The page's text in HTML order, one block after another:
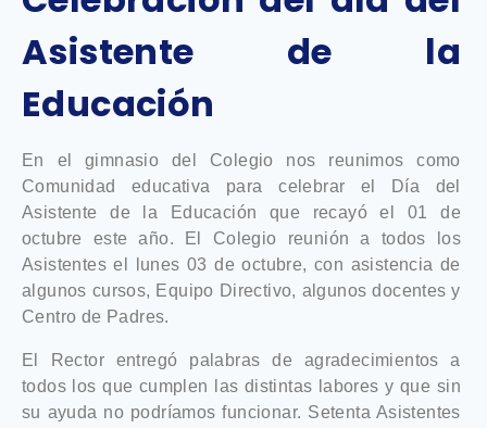
Asistente de la
Educación
En el gimnasio del Colegio nos reunimos como
Comunidad educativa para celebrar el Día del
Asistente de la Educación que recayó el 01 de
octubre este año. El Colegio reunión a todos los
Asistentes el lunes 03 de octubre, con asistencia de
algunos cursos, Equipo Directivo, algunos docentes y
Centro de Padres.
El Rector entregó palabras de agradecimientos a
todos los que cumplen las distintas labores y que sin
su ayuda no podríamos funcionar. Setenta Asistentes